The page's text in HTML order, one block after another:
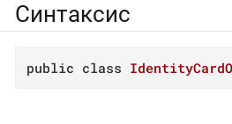
Синтаксис
public class